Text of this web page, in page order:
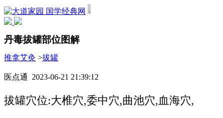
国学经典网
丹毒拔罐部位图解
推拿艾灸 >拔罐
医点通 2023-06-21 21:39:12
拔罐穴位:大椎穴,委中穴,曲池穴,血海穴,